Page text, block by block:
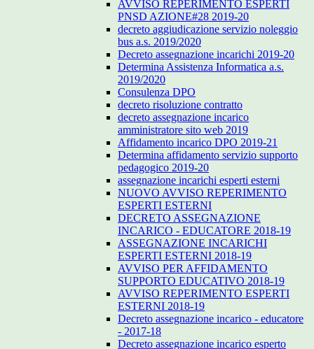
AVVISO REPERIMENTO ESPERTI
PNSD AZIONE#28 2019-20
decreto aggiudicazione servizio noleggio
bus a.s. 2019/2020
Decreto assegnazione incarichi 2019-20
Determina Assistenza Informatica a.s.
2019/2020
Consulenza DPO
decreto risoluzione contratto
decreto assegnazione incarico
amministratore sito web 2019
Affidamento incarico DPO 2019-21
Determina affidamento servizio supporto
pedagogico 2019-20
assegnazione incarichi esperti esterni
NUOVO AVVISO REPERIMENTO
ESPERTI ESTERNI
DECRETO ASSEGNAZIONE
INCARICO - EDUCATORE 2018-19
ASSEGNAZIONE INCARICHI
ESPERTI ESTERNI 2018-19
AVVISO PER AFFIDAMENTO
SUPPORTO EDUCATIVO 2018-19
AVVISO REPERIMENTO ESPERTI
ESTERNI 2018-19
Decreto assegnazione incarico - educatore
- 2017-18
Decreto assegnazione incarico esperto